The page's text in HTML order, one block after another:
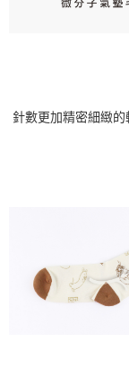
針數更加精密細緻